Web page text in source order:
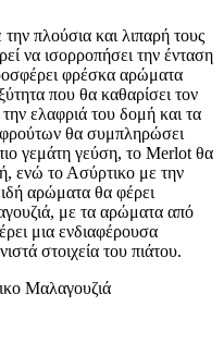
πλούσια και λιπαρή τους
να ισορροπήσει την ένταση
φρέσκα αρώματα
που θα καθαρίσει τον
ελαφριά του δομή και τα
θα συμπληρώσει
γεμάτη γεύση, το Merlot θα
ενώ το Ασύρτικο με την
αρώματα θα φέρει
με τα αρώματα από
μια ενδιαφέρουσα
στοιχεία του πιάτου.
Μαλαγουζιά